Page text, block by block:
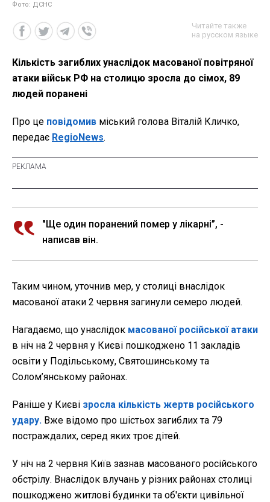
Фото: ДСНС
Читайте также
на русском языке
Кількість загиблих унаслідок масованої повітряної
атаки військ РФ на столицю зросла до сімох, 89
людей поранені
Про це повідомив міський голова Віталій Кличко,
передає RegioNews.
"Ще один поранений помер у лікарні”, -
написав він.
Таким чином, уточнив мер, у столиці внаслідок
масованої атаки 2 червня загинули семеро людей.
Нагадаємо, що унаслідок масованої російської атаки
в ніч на 2 червня у Києві пошкоджено 11 закладів
освіти у Подільському, Святошинському та
Солом’янському районах.
Раніше у Києві зросла кількість жертв російського
удару. Вже відомо про шістьох загиблих та 79
постраждалих, серед яких троє дітей.
У ніч на 2 червня Київ зазнав масованого російського
обстрілу. Внаслідок влучань у різних районах столиці
пошкоджено житлові будинки та об'єкти цивільної